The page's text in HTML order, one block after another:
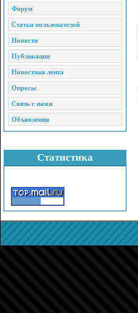
Форум
Статьи пользователей
Новости
Публикации
Новостная лента
Опросы
Связь с нами
Объявления
Статистика